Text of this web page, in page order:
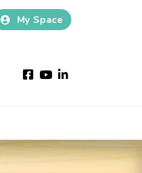
My Space
Facebook
YoutubeLinkedIn